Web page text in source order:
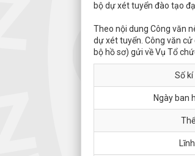
bộ dự xét tuyển đào tạo
Theo nội dung Công văn
dự xét tuyển. Công văn
bộ hồ sơ) gửi về Vụ Tổ
Số kí
Ngày ban